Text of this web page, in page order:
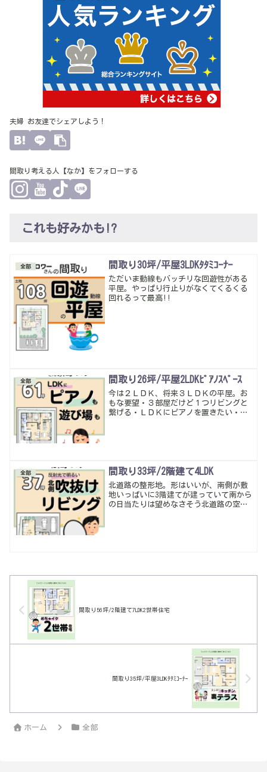
夫婦 お友達でシェアしよう！
間取り考える人【なか】をフォローする
これも好みかも!?
全部 間取り30坪/平屋3LDKﾀﾀﾐｺｰﾅｰ
ただいま動線もバッチリな回遊性がある
平屋。やっぱり行止りがなくてくるくる
回れるって最高!!
全部 間取り26坪/平屋2LDKﾋﾟｱﾉｽﾍﾟｰｽ
今は２ＬＤＫ、将来３ＬＤＫの平屋。お
もな要望・３部屋だけど１つリビングと
繋げる・ＬＤＫにピアノを置きたい・廊
全部 間取り33坪/2階建て4LDK
北道路の整形地。形はいいが、南側が敷
地いっぱいに3階建てが建っていて南から
の日当たりは望めなさそう北道路の空地
間取り56坪/2階建て7LDK2世帯住宅
間取り35坪/平屋3LDKﾀﾀﾐｺｰﾅｰ
ホーム 全部